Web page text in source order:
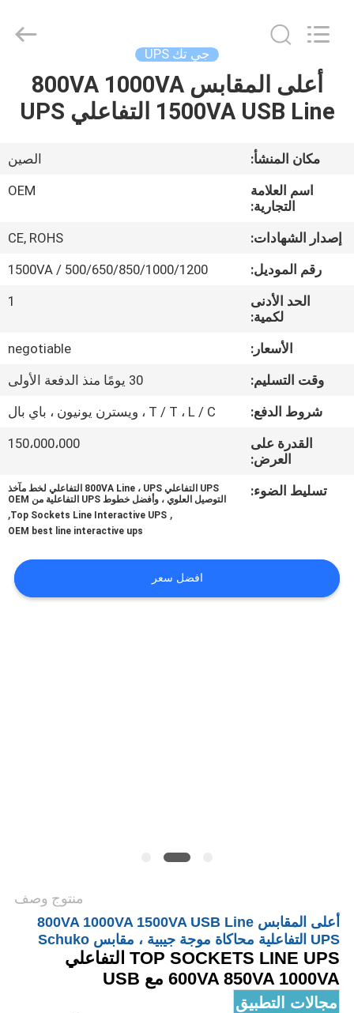
المنزل
حولنا
جولة
المصنع
مراقبة
الجودة
اتصل
أخبار
اقتباس
POWER
GROUP.
Reserved.
جي تك UPS
أعلى المقابس 800VA 1000VA
1500VA USB Line التفاعلي UPS
مكان المنشأ:
الصين
اسم العلامة
التجارية:
OEM
إصدار الشهادات:
CE, ROHS
رقم الموديل:
500/650/850/1000/1200 / 1500VA
الحد الأدنى
لكمية:
1
الأسعار:
negotiable
وقت التسليم:
30 يومًا منذ الدفعة الأولى
شروط الدفع:
T / T ، L / C ، ويسترن يونيون ، باي بال
القدرة على
العرض:
150،000،000
تسليط الضوء:
UPS التفاعلي 800VA Line ، UPS التفاعلي لخط مآخذ
التوصيل العلوي ، وأفضل خطوط UPS التفاعلية من OEM
,
Top Sockets Line Interactive UPS
,
OEM best line interactive ups
افضل سعر
منتوج وصف
أعلى المقابس 800VA 1000VA 1500VA USB Line
UPS التفاعلية محاكاة موجة جيبية ، مقابس Schuko
TOP SOCKETS LINE UPS التفاعلي
600VA 850VA 1000VA مع USB
مجالات التطبيق